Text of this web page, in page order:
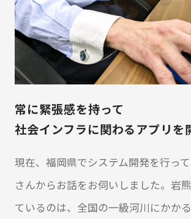
常に緊張感を持って
社会インフラに関わるアプリを
現在、福岡県でシステム開発を行っ
さんからお話をお伺いしました。岩
ているのは、全国の一級河川にかか